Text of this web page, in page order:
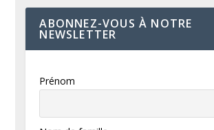
ABONNEZ-VOUS À NOTRE
NEWSLETTER
Prénom